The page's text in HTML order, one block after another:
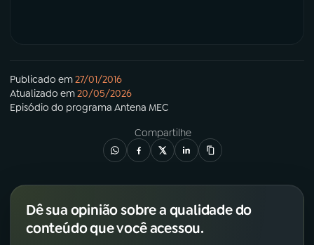
Publicado em27/01/2016
Atualizado em20/05/2026
Episódio do programa Antena MEC
Compartilhe
Dê sua opinião sobre a qualidade do
conteúdo que você acessou.